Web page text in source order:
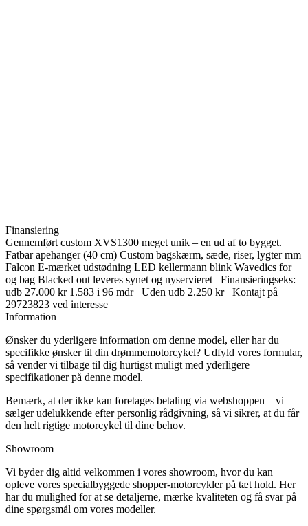
Finansiering
Gennemført custom XVS1300 meget unik – en ud af to bygget.
Fatbar apehanger (40 cm) Custom bagskærm, sæde, riser, lygter mm
Falcon E-mærket udstødning LED kellermann blink Wavedics for
og bag Blacked out leveres synet og nyservieret Finansieringseks:
udb 27.000 kr 1.583 i 96 mdr Uden udb 2.250 kr Kontajt på
29723823 ved interesse
Information
Ønsker du yderligere information om denne model, eller har du
specifikke ønsker til din drømmemotorcykel? Udfyld vores formular,
så vender vi tilbage til dig hurtigst muligt med yderligere
specifikationer på denne model.
Bemærk, at der ikke kan foretages betaling via webshoppen – vi
sælger udelukkende efter personlig rådgivning, så vi sikrer, at du får
den helt rigtige motorcykel til dine behov.
Showroom
Vi byder dig altid velkommen i vores showroom, hvor du kan
opleve vores specialbyggede shopper-motorcykler på tæt hold. Her
har du mulighed for at se detaljerne, mærke kvaliteten og få svar på
dine spørgsmål om vores modeller.